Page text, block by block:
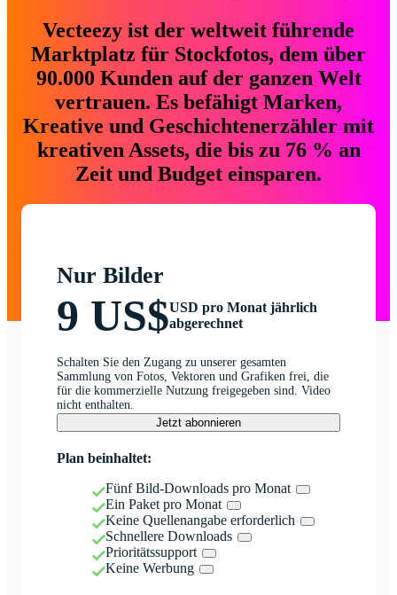
Vecteezy ist der weltweit führende
Marktplatz für Stockfotos, dem über
90.000 Kunden auf der ganzen Welt
vertrauen. Es befähigt Marken,
Kreative und Geschichtenerzähler mit
kreativen Assets, die bis zu 76 % an
Zeit und Budget einsparen.
Nur Bilder
9 US$USD pro Monat jährlich
abgerechnet
Schalten Sie den Zugang zu unserer gesamten
Sammlung von Fotos, Vektoren und Grafiken frei, die
für die kommerzielle Nutzung freigegeben sind. Video
nicht enthalten.
Jetzt abonnieren
Plan beinhaltet:
Fünf Bild-Downloads pro Monat
Ein Paket pro Monat
Keine Quellenangabe erforderlich
Schnellere Downloads
Prioritätssupport
Keine Werbung